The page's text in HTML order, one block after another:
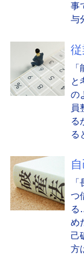
事
与
と
の
員
る
る
つ
る
め
己
方